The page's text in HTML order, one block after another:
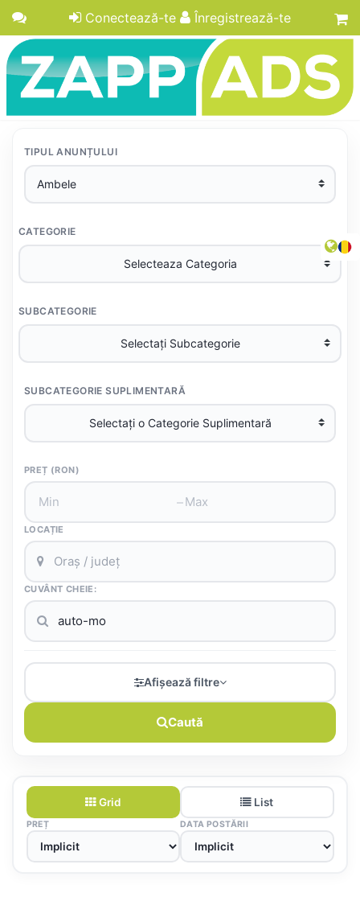
Conectează-te Înregistrează-te
TIPUL ANUNȚULUI
CATEGORIE
SUBCATEGORIE
SUBCATEGORIE SUPLIMENTARĂ
PREȚ (RON)
–
LOCAȚIE
CUVÂNT CHEIE:
Afișează filtre
Caută
Grid List
PREȚ DATA POSTĂRII